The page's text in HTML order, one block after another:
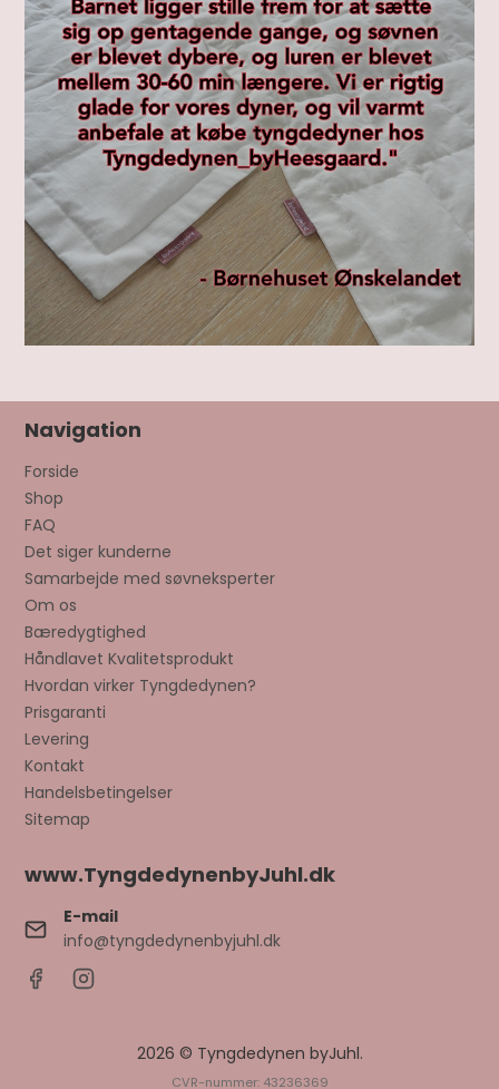
Navigation
Forside
Shop
FAQ
Det siger kunderne
Samarbejde med søvneksperter
Om os
Bæredygtighed
Håndlavet Kvalitetsprodukt
Hvordan virker Tyngdedynen?
Prisgaranti
Levering
Kontakt
Handelsbetingelser
Sitemap
www.TyngdedynenbyJuhl.dk
E-mail
info@tyngdedynenbyjuhl.dk
2026 © Tyngdedynen byJuhl.
CVR-nummer: 43236369